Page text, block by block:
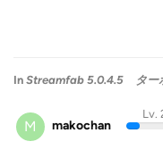
In Streamfab 5.0.4.5 ター
M makochan
Lv.